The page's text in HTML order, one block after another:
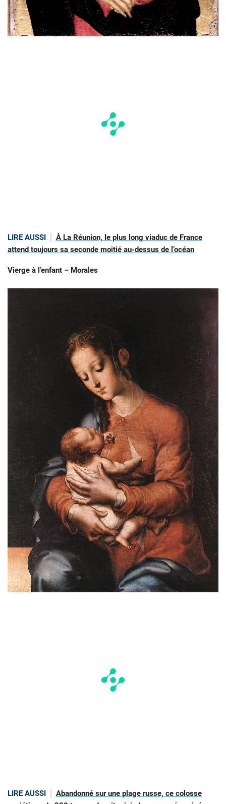
LIRE AUSSI
À La Réunion, le plus long viaduc de France
attend toujours sa seconde moitié au-dessus de l’océan
Vierge à l’enfant – Morales
LIRE AUSSI
Abandonné sur une plage russe, ce colosse